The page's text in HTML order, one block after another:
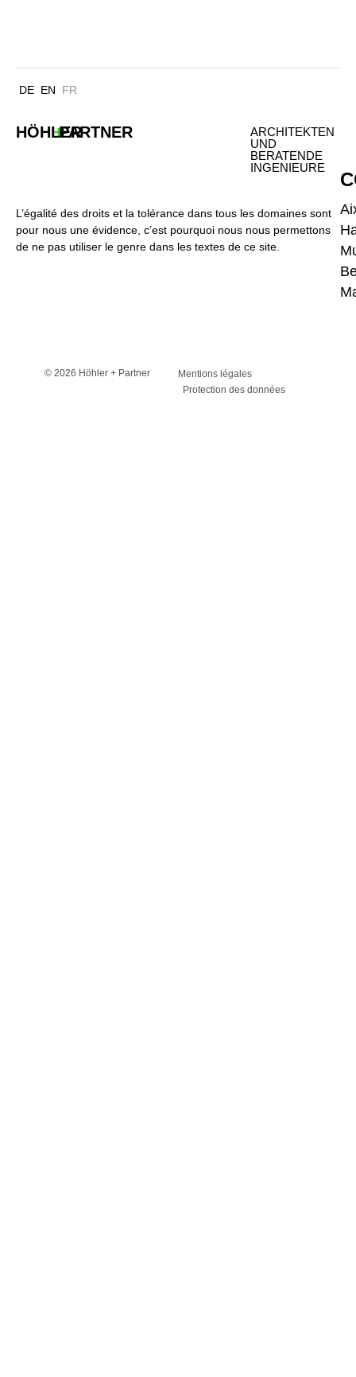
DE EN FR
HÖHLER
+PARTNER
ARCHITEKTEN
UND
BERATENDE
INGENIEURE
L’égalité des droits et la tolérance dans tous les domaines sont
pour nous une évidence, c’est pourquoi nous nous permettons
de ne pas utiliser le genre dans les textes de ce site.
© 2026 Höhler + Partner
Mentions légales
Protection des données